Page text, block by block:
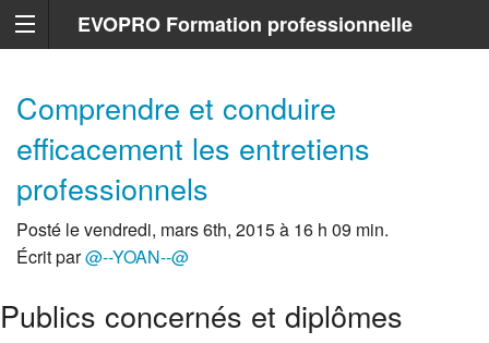
EVOPRO Formation professionnelle
Comprendre et conduire
efficacement les entretiens
professionnels
Posté le vendredi, mars 6th, 2015 à 16 h 09 min.
Écrit par@--YOAN--@
Publics concernés et diplômes